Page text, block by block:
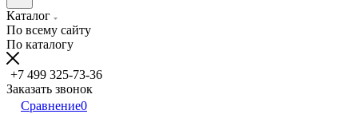
Каталог
По всему сайту
По каталогу
+7 499 325-73-36
Заказать звонок
Сравнение0